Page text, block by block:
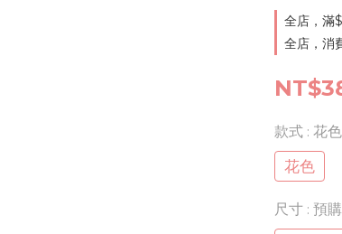
全店，滿
全店，消
款式 : 花色
花色
尺寸 : 預